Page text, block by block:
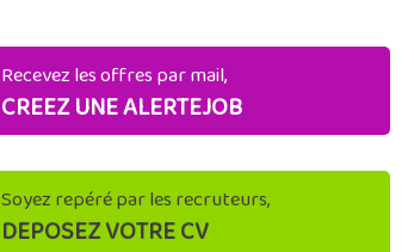
Recevez les offres par mail,
CREEZ UNE ALERTEJOB
Soyez repéré par les recruteurs,
DEPOSEZ VOTRE CV